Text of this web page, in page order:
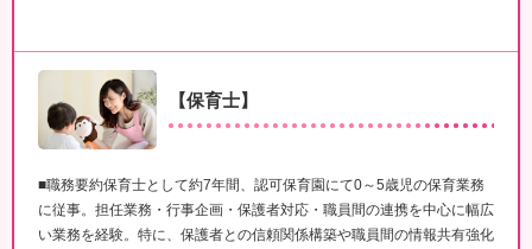
【保育士】
■職務要約保育士として約7年間、認可保育園にて0～5歳児の保育業務
に従事。担任業務・行事企画・保護者対応・職員間の連携を中心に幅広
い業務を経験。特に、保護者との信頼関係構築や職員間の情報共有強化